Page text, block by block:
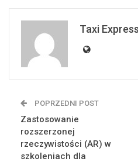
Taxi Express
POPRZEDNI POST
Zastosowanie
rozszerzonej
rzeczywistości (AR) w
szkoleniach dla